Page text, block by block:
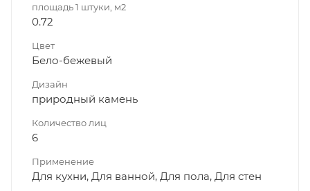
площадь 1 штуки, м2
0.72
Цвет
Бело-бежевый
Дизайн
природный камень
Количество лиц
6
Применение
Для кухни, Для ванной, Для пола, Для стен